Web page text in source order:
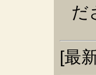
だ
[最